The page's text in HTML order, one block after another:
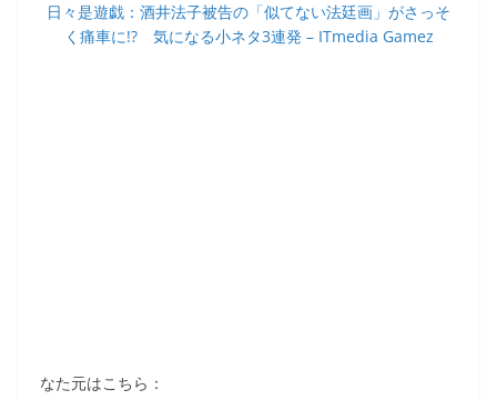
日々是遊戯：酒井法子被告の「似てない法廷画」がさっそ
く痛車に!? 気になる小ネタ3連発 – ITmedia Gamez
なた元はこちら：